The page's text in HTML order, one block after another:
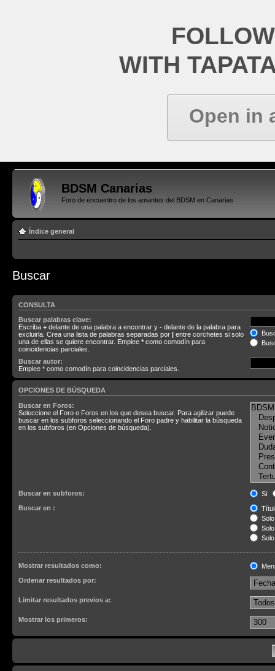
WITH
Open in
BDSM Canarias
Foro de encuentro de los amantes del BDSM en Canarias
Índice general
Buscar
CONSULTA
Buscar palabras clave:
Escriba + delante de una palabra a encontrar y - delante de la palabra para
excluirla. Crea una lista de palabras separadas por | entre corchetes si solo
una de ellas se quiere encontrar. Emplee * como comodín para
coincidencias parciales.
Buscar autor:
Emplee * como comodín para coincidencias parciales.
OPCIONES DE BÚSQUEDA
Buscar en Foros:
Seleccione el Foro o Foros en los que desea buscar. Para agilizar puede
buscar en los subforos seleccionando el Foro padre y habilitar la búsqueda
en los subforos (en Opciones de búsqueda).
Buscar en subforos:
Sí
Buscar en :
Mostrar resultados como:
Ordenar resultados por:
Limitar resultados previos a:
Mostrar los primeros: